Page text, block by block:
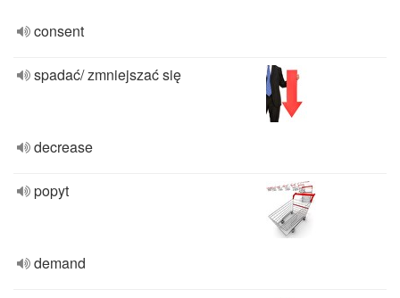
consent
spadać/ zmniejszać się
decrease
popyt
demand